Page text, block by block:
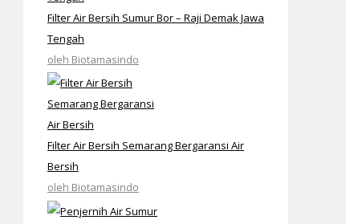
Filter Air Bersih Sumur Bor – Raji Demak Jawa
Tengah
oleh Biotamasindo
Filter Air Bersih Semarang Bergaransi Air
Bersih
oleh Biotamasindo